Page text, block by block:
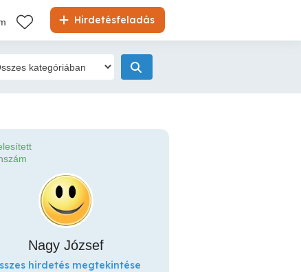
Hirdetésfeladás
Nagy József
hirdetés megtekintése